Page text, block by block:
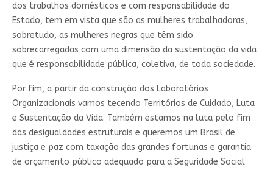
dos trabalhos domésticos e com responsabilidade do
Estado, tem em vista que são as mulheres trabalhadoras,
sobretudo, as mulheres negras que têm sido
sobrecarregadas com uma dimensão da sustentação da vida
que é responsabilidade pública, coletiva, de toda sociedade.
Por fim, a partir da construção dos Laboratórios
Organizacionais vamos tecendo Territórios de Cuidado, Luta
e Sustentação da Vida. Também estamos na luta pelo fim
das desigualdades estruturais e queremos um Brasil de
justiça e paz com taxação das grandes fortunas e garantia
de orçamento público adequado para a Seguridade Social